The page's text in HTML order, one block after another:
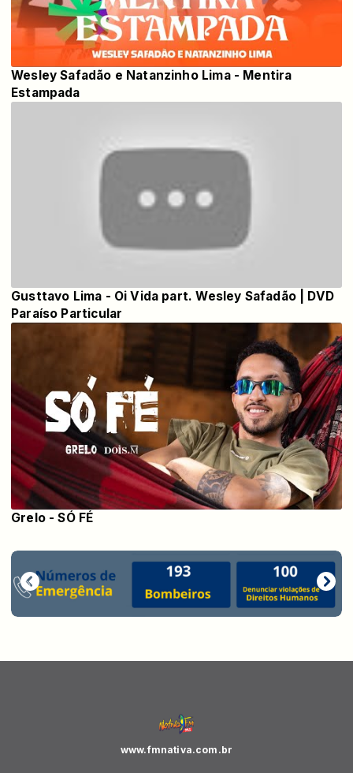
Wesley Safadão e Natanzinho Lima - Mentira
Estampada
Gusttavo Lima - Oi Vida part. Wesley Safadão | DVD
Paraíso Particular
Grelo - SÓ FÉ
www.fmnativa.com.br